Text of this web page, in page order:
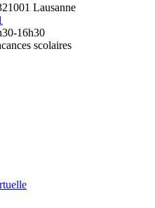
1001 Lausanne
16h30
scolaires